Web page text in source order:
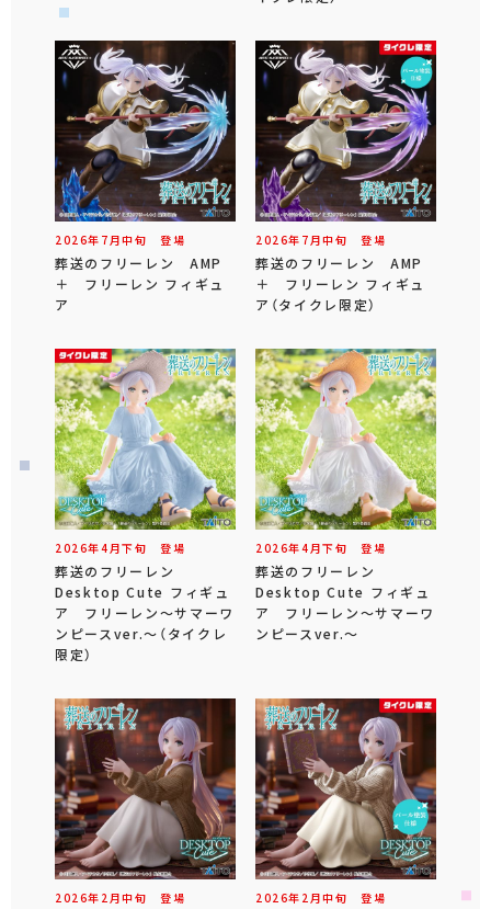
2026年 7 月中旬 登場
葬送のフリーレン AMP
＋ フリーレン フィギュ
ア
2026年 7 月中旬 登場
葬送のフリーレン AMP
＋ フリーレン フィギュ
ア（タイクレ限定）
2026年4 月下旬 登場
葬送のフリーレン
Desktop Cute フィギュ
ア フリーレン～サマーワ
ンピースver.～（タイクレ
限定）
2026年4 月下旬 登場
葬送のフリーレン
Desktop Cute フィギュ
ア フリーレン～サマーワ
ンピースver.～
2026年 2 月中旬 登場 2026年 2 月中旬 登場